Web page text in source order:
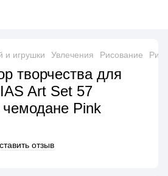
и игрушки Увлечения Рисование
творчества для
Art Set 57
Pink
отзыв